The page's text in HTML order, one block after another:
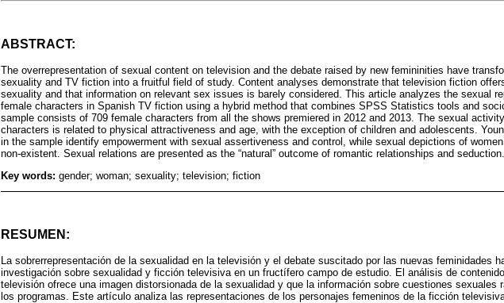
ABSTRACT:
The overrepresentation of sexual content on television and the debate raised by new femininities have
sexuality and TV fiction into a fruitful field of study. Content analyses demonstrate that television fiction
sexuality and that information on relevant sex issues is barely considered. This article analyzes the sexual
female characters in Spanish TV fiction using a hybrid method that combines SPSS Statistics tools and
sample consists of 709 female characters from all the shows premiered in 2012 and 2013. The sexual
characters is related to physical attractiveness and age, with the exception of children and adolescents.
in the sample identify empowerment with sexual assertiveness and control, while sexual depictions of
non-existent. Sexual relations are presented as the “natural” outcome of romantic relationships and seduction.
Key words: gender; woman; sexuality; television; fiction
RESUMEN:
La sobrerrepresentación de la sexualidad en la televisión y el debate suscitado por las nuevas feminidades
investigación sobre sexualidad y ficción televisiva en un fructífero campo de estudio. El análisis de
televisión ofrece una imagen distorsionada de la sexualidad y que la información sobre cuestiones sexuales
los programas. Este artículo analiza las representaciones de los personajes femeninos de la ficción